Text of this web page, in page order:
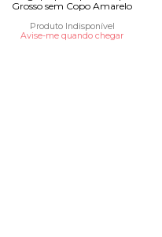
Grosso sem Copo Amarelo
Produto Indisponível
Avise-me quando chegar